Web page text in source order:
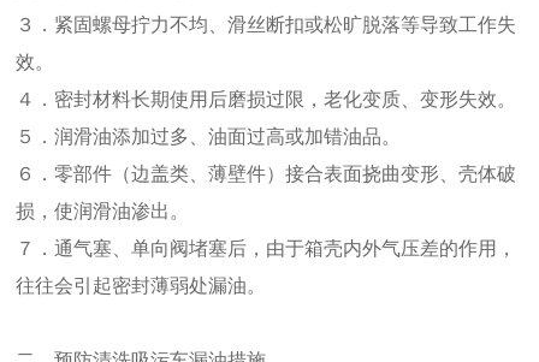
３．紧固螺母拧力不均、滑丝断扣或松旷脱落等导致工作失
效。
４．密封材料长期使用后磨损过限，老化变质、变形失效。
５．润滑油添加过多、油面过高或加错油品。
６．零部件（边盖类、薄壁件）接合表面挠曲变形、壳体破
损，使润滑油渗出。
７．通气塞、单向阀堵塞后，由于箱壳内外气压差的作用，
往往会引起密封薄弱处漏油。